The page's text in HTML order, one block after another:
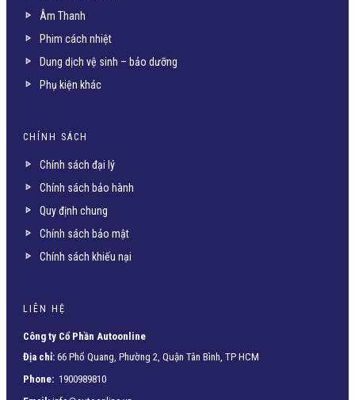
Âm Thanh
Phim cách nhiệt
Dung dịch vệ sinh – bảo dưỡng
Phụ kiện khác
CHÍNH SÁCH
Chính sách đại lý
Chính sách bảo hành
Quy định chung
Chính sách bảo mật
Chính sách khiếu nại
LIÊN HỆ
Công ty Cổ Phần Autoonline
Địa chỉ: 66 Phổ Quang, Phường 2, Quận Tân Bình, TP HCM
Phone: 1900989810